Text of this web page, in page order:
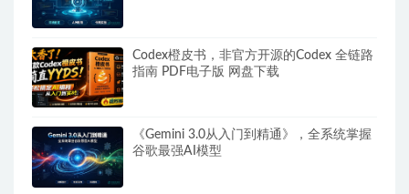
Codex橙皮书，非官方开源的Codex 全链路
指南 PDF电子版 网盘下载
《Gemini 3.0从入门到精通》，全系统掌握
谷歌最强AI模型